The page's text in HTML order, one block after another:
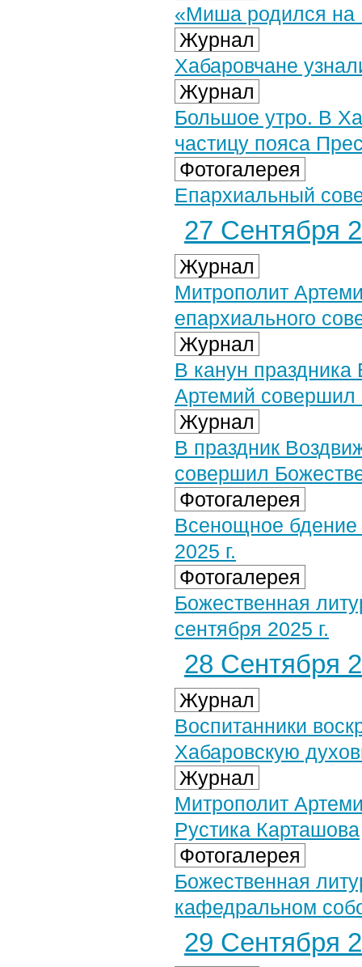
«Миша родился на
Журнал
Хабаровчане
Журнал
Большое утро. В
частицу пояса
Фотогалерея
Епархиальный
27 Сентября
Журнал
Митрополит
епархиального
Журнал
В канун праздника
Артемий совершил
Журнал
В праздник
совершил
Фотогалерея
Всенощное бдение
2025 г.
Фотогалерея
Божественная
сентября 2025 г.
28 Сентября
Журнал
Воспитанники
Хабаровскую
Журнал
Митрополит
Рустика Карташова
Фотогалерея
Божественная
кафедральном
29 Сентября